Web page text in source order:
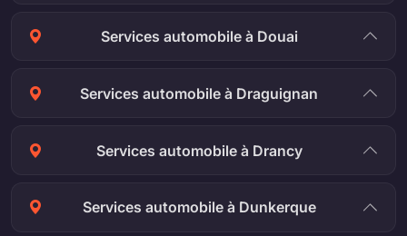
Services automobile à Douai
Services automobile à Draguignan
Services automobile à Drancy
Services automobile à Dunkerque